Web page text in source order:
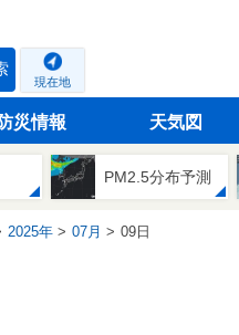
現在地
災情報 天気図
PM2.5分布予測
2025年 07月 09日